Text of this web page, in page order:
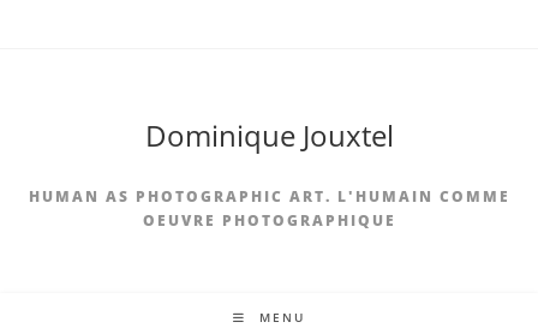
Dominique Jouxtel
HUMAN AS PHOTOGRAPHIC ART. L'HUMAIN COMME
OEUVRE PHOTOGRAPHIQUE
MENU